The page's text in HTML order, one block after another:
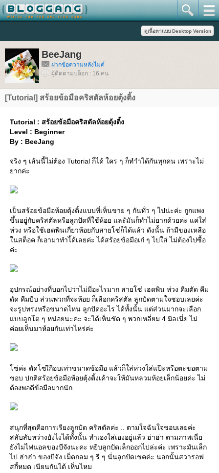
BeeJang
ฝากข้อความหลังไมค์
ผู้ติดตามบล็อก : 16 คน
[Tutorial] สร้อยข้อมือคริสตัลห้อยตุ้งติ้ง
Tutorial : สร้อยข้อมือคริสตัลห้อยตุ้งติ้ง
Level : Beginner
By : BeeJang
จริง ๆ เส้นนี้ไม่ต้อง Tutorial ก็ได้ ใคร ๆ ก็ทำำได้กันทุกคน เพราะไม่
ากค่ะ
เป็นสร้อยข้อมือห้อยตุ้งติ้งแบบที่เห็นขาย ๆ กันทั่ว ๆ ไปน่ะค่ะ ถูกแพง
ขึ้นอยู่กับคริสตัลหรือลูกปัดที่ใช้ห้อย และัมันก็ทำไม่ยากด้วยค่ะ แค่ใส่
ห่วง หรือใช้เฮดพินเกี่ยวห้อยกับสายโซ่ก็ได้แล้ว ดังนั้น ถ้ามีของเหลือ
นสต็อค ก็เอามาทำไ้ด้เลยค่ะ ได้สร้อยข้อมือเก๋ ๆ ไปใส่ ไม่ต้องไปซื้อ
ค่ะ
อุปกรณ์อย่างที่บอกไปว่าไม่มีอะไรมาก สายโซ่ เฮดพิน ห่วง คีมตัด คีม
ดัด คีมบีบ ส่วนพวกที่จะห้อย ก็เลือกคริสตัล ลูกปัดตามใจชอบเลยค่ะ
จะรูปทรงหรือขนาดไหน ลูกปัดอะไร ได้ทั้งนั้น แต่ส่วนมากจะเลือก
บบลูกโต ๆ หน่อยนะคะ จะได้เห็นชัด ๆ พวกเหลี่ยม 4 มิลเนี่ย ไม่
ค่อยเห็นมาห้อยกันเท่าไหร่ค่ะ
ซ่ค่ะ ตัดโซ่เืกือบเท่าขนาดข้อมือ แล้วก็ใส่ห่วงใส่แป๊ะหรือตะขอตาม
ชอบ ปกติสร้อยข้อมือห้อยตุ้งติ้งเค้าจะให้มันหลวมห้อยเล็กน้อยค่ะ ไม่
ต้องพอดีข้อมือมากนัก
สนุกที่สุดคือการเรียงลูกปัด คริสตัลค่ะ .. ตามใจฉันใจชอบเลยค่ะ
สลับสับหว่างยังไงได้ทั้งนั้น ทำเองใส่เองอยู่แล้ว ฮ่าฮ่า ตามภาพเนี่
ังไม่ไฟนอลของบีจังนะคะ หยิบลูกปัดเล็กออกไปล่ะค่ะ เพราะมันเล็ก
ไป ฮ่าฮ่า ของบีจัง เม็ดกลม ๆ รี ๆ นั่นลูกปัดเชคค่ะ นอกนั้นสวารอฟ
สกี้หมด เนียนกันได้ เห็นไหม